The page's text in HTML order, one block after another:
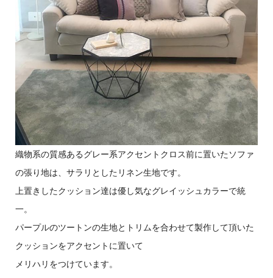
織物系の質感あるグレー系アクセントクロス前に置いたソファ
の張り地は、サラリとしたリネン生地です。
上置きしたクッション達は優し気なグレイッシュカラーで統
一。
パープルのツートンの生地とトリムを合わせて製作して頂いた
クッションをアクセントに置いて
メリハリをつけています。